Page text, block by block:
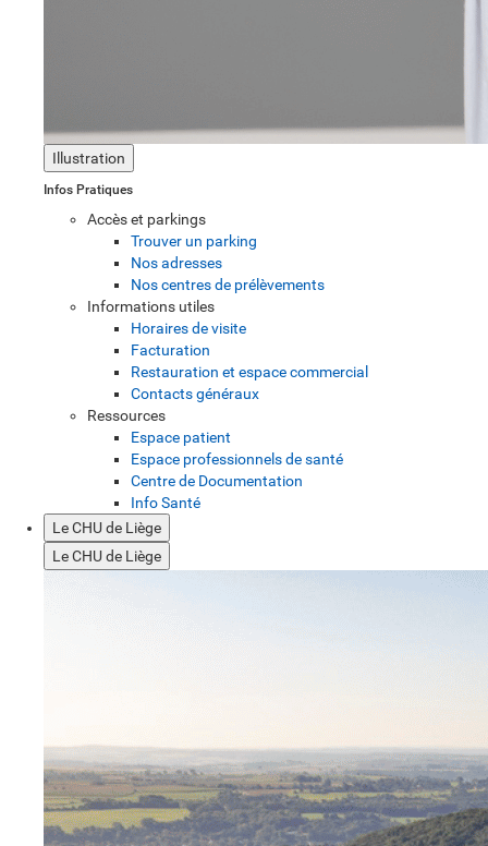
Illustration
Infos Pratiques
Accès et parkings
Trouver un parking
Nos adresses
Nos centres de prélèvements
Informations utiles
Horaires de visite
Facturation
Restauration et espace commercial
Contacts généraux
Ressources
Espace patient
Espace professionnels de santé
Centre de Documentation
Info Santé
Le CHU de Liège
Le CHU de Liège